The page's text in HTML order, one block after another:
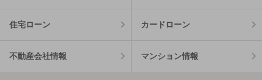
住宅ローン カードローン
不動産会社情報 マンション情報